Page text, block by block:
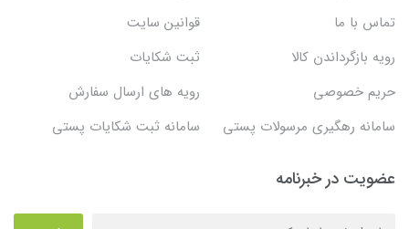
تماس با ما
قوانین سایت
رویه بازگرداندن کالا
ثبت شکایات
حریم خصوصی
رویه های ارسال سفارش
سامانه رهگیری مرسولات پستی
سامانه ثبت شکایات پستی
عضویت در خبرنامه